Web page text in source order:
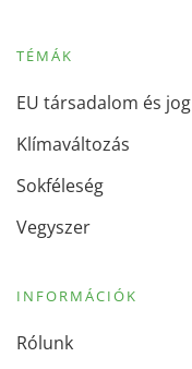
TÉMÁK
EU társadalom és jog
Klímaváltozás
Sokféleség
Vegyszer
INFORMÁCIÓK
Rólunk